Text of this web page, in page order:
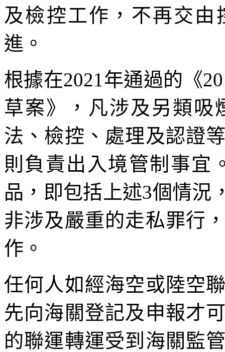
及檢控工作，不再交由
進。
根據在2021年通過的《
草案》，凡涉及另類吸
法、檢控、處理及認證
則負責出入境管制事宜
品，即包括上述3個情況
非涉及嚴重的走私罪行
作。
任何人如經海空或陸空
先向海關登記及申報才
的聯運轉運受到海關監